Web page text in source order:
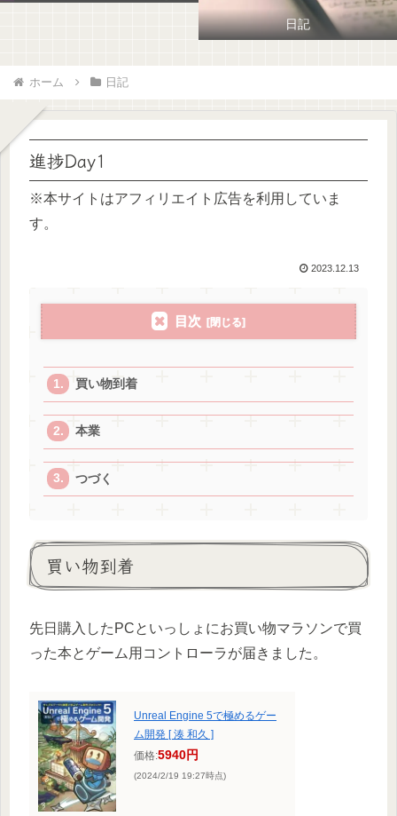
日記
ホーム 日記
進捗Day1
※本サイトはアフィリエイト広告を利用していま
す。
2023.12.13
目次
買い物到着
本業
つづく
買い物到着
先日購入したPCといっしょにお買い物マラソンで買
った本とゲーム用コントローラが届きました。
Unreal Engine 5で極めるゲー
ム開発 [ 湊 和久 ]
価格:5940円
(2024/2/19 19:27時点)